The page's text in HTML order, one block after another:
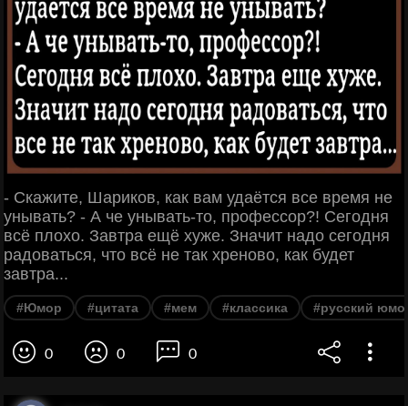
- Скажите, Шариков, как вам удаётся все время не
унывать? - А че унывать-то, профессор?! Сегодня
всё плохо. Завтра ещё хуже. Значит надо сегодня
радоваться, что всё не так хреново, как будет
завтра...
#Юмор #цитата #мем #классика #русский
0 0 0